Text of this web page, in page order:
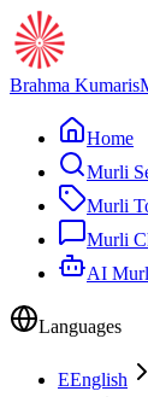
Brahma Kumaris
Home
Murli
Murli
Murli
AI
Languages
EEnglish